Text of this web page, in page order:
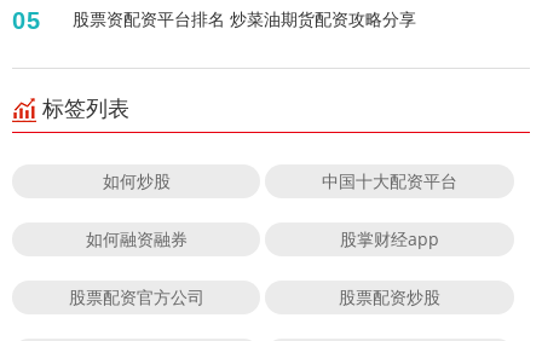
05 股票资配资平台排名 炒菜油期货配资攻略分享
标签列表
如何炒股 中国十大配资平台
如何融资融券 股掌财经app
股票配资官方公司 股票配资炒股